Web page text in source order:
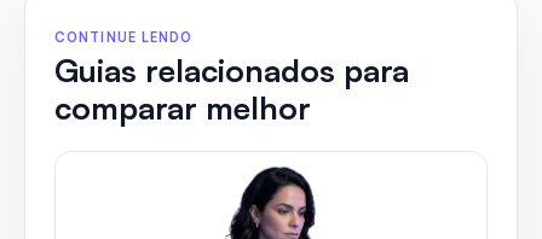
CONTINUE LENDO
Guias relacionados para
comparar melhor